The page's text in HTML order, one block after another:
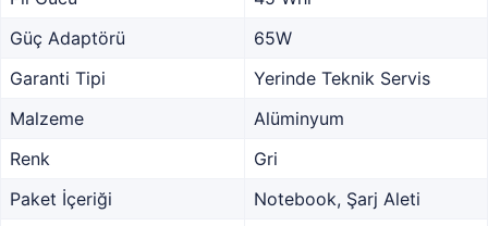
Güç Adaptörü
65W
Garanti Tipi
Yerinde Teknik Servis
Malzeme
Alüminyum
Renk
Gri
Paket İçeriği
Notebook, Şarj Aleti